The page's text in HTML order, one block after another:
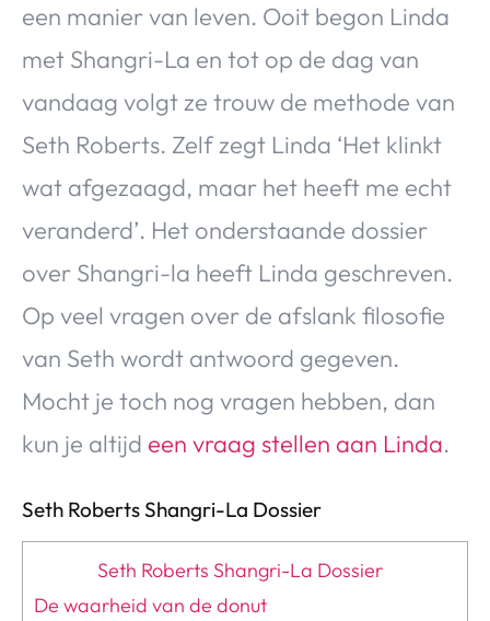
Travel
Lifestyle
een manier van leven. Ooit begon Linda
met Shangri-La en tot op de dag van
vandaag volgt ze trouw de methode van
Seth Roberts. Zelf zegt Linda ‘Het klinkt
wat afgezaagd, maar het heeft me echt
veranderd’. Het onderstaande dossier
over Shangri-la heeft Linda geschreven.
Op veel vragen over de afslank filosofie
van Seth wordt antwoord gegeven.
Mocht je toch nog vragen hebben, dan
kun je altijd een vraag stellen aan Linda.
Seth Roberts Shangri-La Dossier
Seth Roberts Shangri-La Dossier
De waarheid van de donut